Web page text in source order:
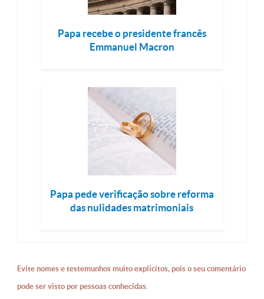
Papa recebe o presidente francês
Emmanuel Macron
Papa pede verificação sobre reforma
das nulidades matrimoniais
Evite nomes e testemunhos muito explícitos, pois o seu comentário
pode ser visto por pessoas conhecidas.